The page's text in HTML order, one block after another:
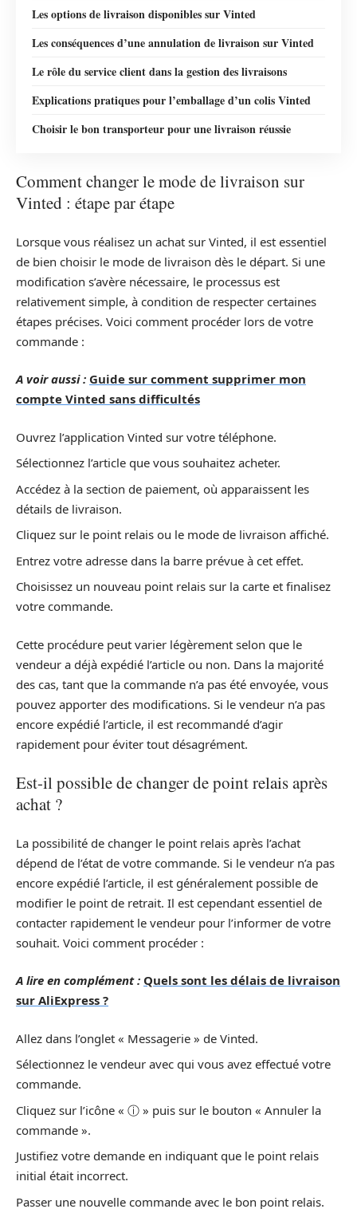
Les options de livraison disponibles sur Vinted
Les conséquences d’une annulation de livraison sur Vinted
Le rôle du service client dans la gestion des livraisons
Explications pratiques pour l’emballage d’un colis Vinted
Choisir le bon transporteur pour une livraison réussie
Comment changer le mode de livraison sur
Vinted : étape par étape
Lorsque vous réalisez un achat sur Vinted, il est essentiel
de bien choisir le mode de livraison dès le départ. Si une
modification s’avère nécessaire, le processus est
relativement simple, à condition de respecter certaines
étapes précises. Voici comment procéder lors de votre
commande :
A voir aussi : Guide sur comment supprimer mon
compte Vinted sans difficultés
Ouvrez l’application Vinted sur votre téléphone.
Sélectionnez l’article que vous souhaitez acheter.
Accédez à la section de paiement, où apparaissent les
détails de livraison.
Cliquez sur le point relais ou le mode de livraison affiché.
Entrez votre adresse dans la barre prévue à cet effet.
Choisissez un nouveau point relais sur la carte et finalisez
votre commande.
Cette procédure peut varier légèrement selon que le
vendeur a déjà expédié l’article ou non. Dans la majorité
des cas, tant que la commande n’a pas été envoyée, vous
pouvez apporter des modifications. Si le vendeur n’a pas
encore expédié l’article, il est recommandé d’agir
rapidement pour éviter tout désagrément.
Est-il possible de changer de point relais après
achat ?
La possibilité de changer le point relais après l’achat
dépend de l’état de votre commande. Si le vendeur n’a pas
encore expédié l’article, il est généralement possible de
modifier le point de retrait. Il est cependant essentiel de
contacter rapidement le vendeur pour l’informer de votre
souhait. Voici comment procéder :
A lire en complément : Quels sont les délais de livraison
sur AliExpress ?
Allez dans l’onglet « Messagerie » de Vinted.
Sélectionnez le vendeur avec qui vous avez effectué votre
commande.
Cliquez sur l’icône « ⓘ » puis sur le bouton « Annuler la
commande ».
Justifiez votre demande en indiquant que le point relais
initial était incorrect.
Passer une nouvelle commande avec le bon point relais.